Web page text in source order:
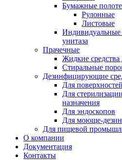
Бумажные
Рулонные
Листовые
Индивидуальные
унитаза
Прачечные
Жидкие средства
Стиральные
Дезинфицирующие
Для поверхностей
Для
назначения
Для эндоскопов
Для моюще-
Для пищевой
О компании
Документация
Контакты